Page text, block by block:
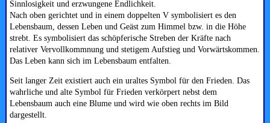
Sinnlosigkeit und erzwungene Endlichkeit.
Nach oben gerichtet und in einem doppelten V symbolisiert es den
Lebensbaum, dessen Leben und Geäst zum Himmel bzw. in die Höhe
strebt. Es symbolisiert das schöpferische Streben der Kräfte nach
relativer Vervollkommnung und stetigem Aufstieg und Vorwärtskommen.
Das Leben kann sich im Lebensbaum entfalten.
Seit langer Zeit existiert auch ein uraltes Symbol für den Frieden. Das
wahrliche und alte Symbol für Frieden verkörpert nebst dem
Lebensbaum auch eine Blume und wird wie oben rechts im Bild
dargestellt.